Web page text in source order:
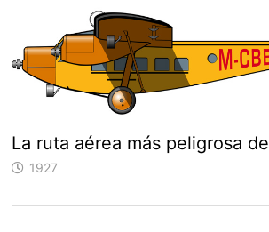
La ruta aérea más peligrosa
1927